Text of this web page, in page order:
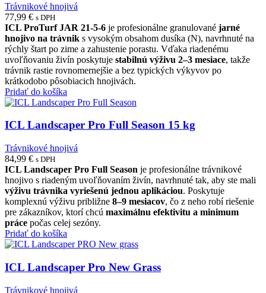
Trávnikové hnojivá
77,99 € s DPH
ICL ProTurf JAR 21-5-6 je profesionálne granulované jarné
hnojivo na trávnik s vysokým obsahom dusíka (N), navrhnuté na
rýchly štart po zime a zahustenie porastu. Vďaka riadenému
uvoľňovaniu živín poskytuje stabilnú výživu 2–3 mesiace, takže
trávnik rastie rovnomernejšie a bez typických výkyvov po
krátkodobo pôsobiacich hnojivách.
Pridať do košíka
ICL Landscaper Pro Full Season 15 kg
Trávnikové hnojivá
84,99 € s DPH
ICL Landscaper Pro Full Season je profesionálne trávnikové
hnojivo s riadeným uvoľňovaním živín, navrhnuté tak, aby ste mali
výživu trávnika vyriešenú jednou aplikáciou. Poskytuje
komplexnú výživu približne 8–9 mesiacov, čo z neho robí riešenie
pre zákazníkov, ktorí chcú maximálnu efektivitu a minimum
práce počas celej sezóny.
Pridať do košíka
ICL Landscaper Pro New Grass
Trávnikové hnojivá